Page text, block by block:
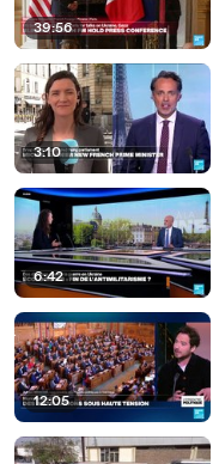
39:56
3:10
6:42
12:05